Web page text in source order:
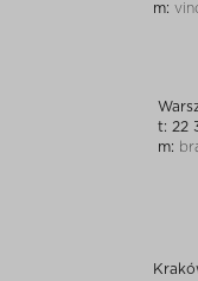
m:
t: 22
m: